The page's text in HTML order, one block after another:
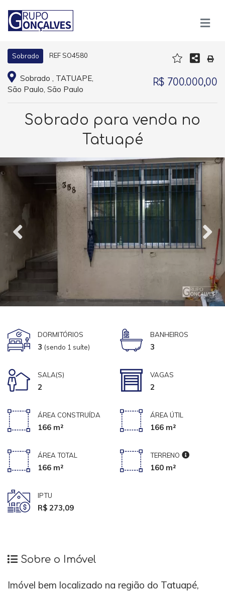
Sobrado REF SO4580
Sobrado , TATUAPE,
São Paulo, São Paulo
R$ 700.000,00
Sobrado para venda no
Tatuapé
DORMITÓRIOS
3 (sendo 1 suíte)
BANHEIROS
3
SALA(S)
2
VAGAS
2
ÁREA CONSTRUÍDA
166 m²
ÁREA ÚTIL
166 m²
ÁREA TOTAL
166 m²
TERRENO
160 m²
IPTU
R$ 273,09
Sobre o Imóvel
Imóvel bem localizado na região do Tatuapé,